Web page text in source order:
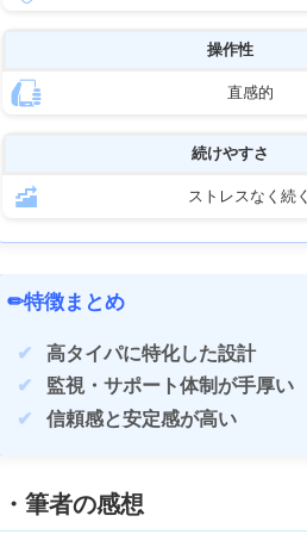
操作性
直感的
続けやすさ
ストレスなく続く
✏特徴まとめ
高タイパに特化した設計
監視・サポート体制が手厚い
信頼感と安定感が高い
・筆者の感想